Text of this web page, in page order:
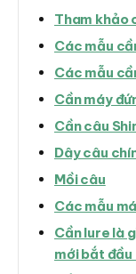
Tham khảo
Các mẫu
Các mẫu
Cần máy
Cần câu
Dây câu
Mồi câu
Các mẫu
Cần lure là
mới bắt đầu